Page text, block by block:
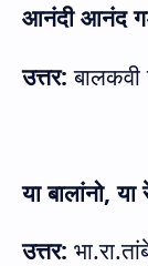
आनंदी आनंद
उत्तर: बालकवी
या बालांनो,या
उत्तर: